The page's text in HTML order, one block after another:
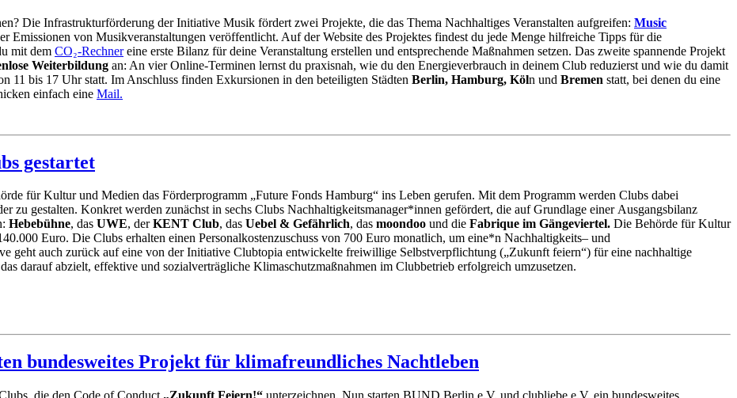
Die Infrastrukturförderung der Initiative Musik fördert zwei Projekte, die das Thema Nachhaltiges Veranstalten aufgreifen: Music
Emissionen von Musikveranstaltungen veröffentlicht. Auf der Website des Projektes findest du jede Menge hilfreiche Tipps für die
mit dem CO₂-Rechnereine erste Bilanz für deine Veranstaltung erstellen und entsprechende Maßnahmen setzen. Das zweite spannende Projekt
Weiterbildung an: An vier Online-Terminen lernst du praxisnah, wie du den Energieverbrauch in deinem Club reduzierst und wie du damit
11 bis 17 Uhr statt. Im Anschluss finden Exkursionen in den beteiligten Städten Berlin, Hamburg, Köln und Bremen statt, bei denen du eine
einfach eine Mail.
gestartet
für Kultur und Medien das Förderprogramm „Future Fonds Hamburg“ ins Leben gerufen. Mit dem Programm werden Clubs dabei
zu gestalten. Konkret werden zunächst in sechs Clubs Nachhaltigkeitsmanager*innen gefördert, die auf Grundlage einer Ausgangsbilanz
: Hebebühne, das UWE, derKENT Club, das Uebel & Gefährlich, das moondoo und die Fabrique im Gängeviertel. Die Behörde für Kultur
Euro. Die Clubs erhalten einen Personalkostenzuschuss von 700 Euro monatlich, um eine*n Nachhaltigkeits– und
geht auch zurück aufeine von derInitiative Clubtopia entwickelte freiwillige Selbstverpflichtung („Zukunft feiern“) für eine nachhaltige
darauf abzielt, effektive und sozialverträgliche Klimaschutzmaßnahmen im Clubbetrieb erfolgreich umzusetzen.
bundesweites Projekt für klimafreundliches Nachtleben